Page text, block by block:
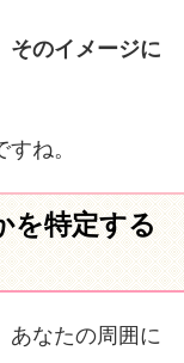
そのイメージに
ね。
を特定する
あなたの周囲に